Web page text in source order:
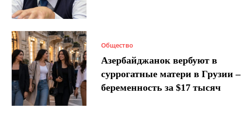
Общество
Азербайджанок вербуют в
суррогатные матери в Грузии –
беременность за $17 тысяч